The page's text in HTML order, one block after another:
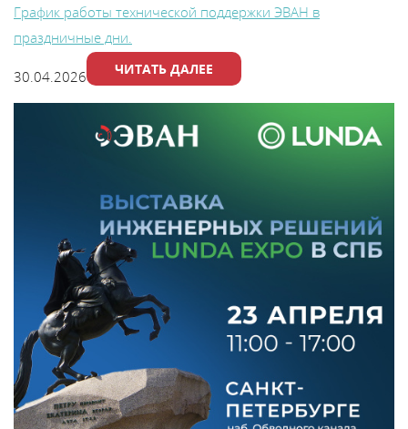
График работы технической поддержки ЭВАН в
праздничные дни.
30.04.2026 ЧИТАТЬ ДАЛЕЕ